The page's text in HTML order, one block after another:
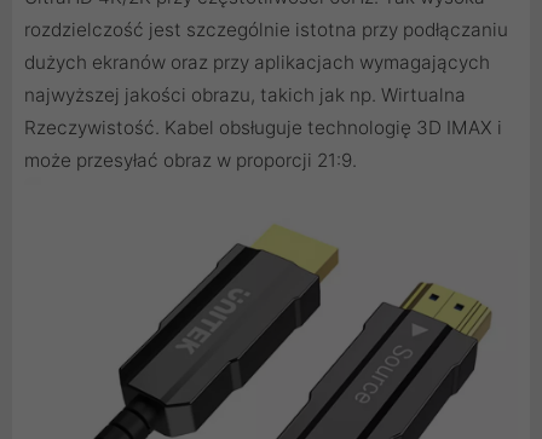
rozdzielczość jest szczególnie istotna przy podłączaniu
dużych ekranów oraz przy aplikacjach wymagających
najwyższej jakości obrazu, takich jak np. Wirtualna
Rzeczywistość. Kabel obsługuje technologię 3D IMAX i
może przesyłać obraz w proporcji 21:9.